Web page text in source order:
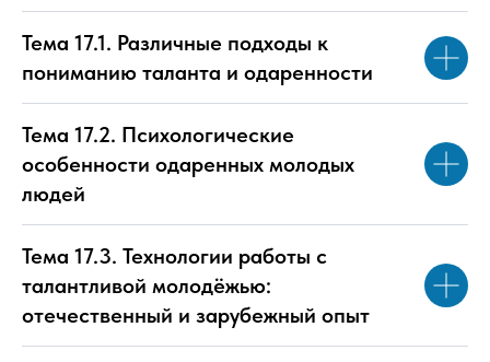
Тема 17.1. Различные подходы к
пониманию таланта и одаренности
Тема 17.2. Психологические
особенности одаренных молодых
людей
Тема 17.3. Технологии работы с
талантливой молодёжью:
отечественный и зарубежный опыт